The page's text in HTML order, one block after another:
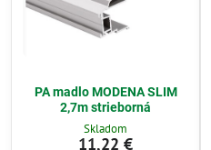
PA madlo MODENA SLIM
2,7m strieborná
Skladom
11,22 €